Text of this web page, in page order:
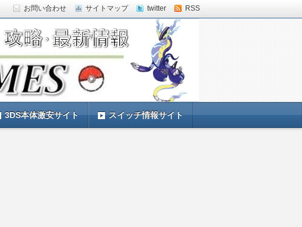
お問い合わせ サイトマップ twitter RSS
3DS本体激安サイト スイッチ情報サイト